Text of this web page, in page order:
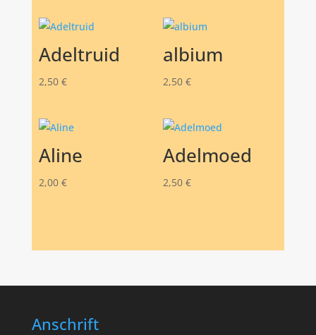
Adeltruid
2,50 €
albium
2,50 €
Aline
2,00 €
Adelmoed
2,50 €
Anschrift